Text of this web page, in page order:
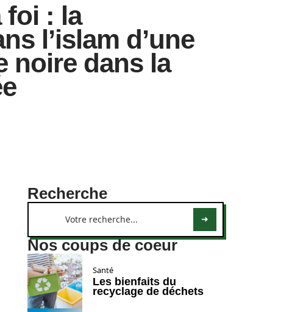
foi : la
l’islam d’une
noire dans la
Recherche
Nos coups de coeur
Santé
Les bienfaits du
recyclage de déchets